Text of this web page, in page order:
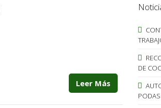
Leer Más
DE